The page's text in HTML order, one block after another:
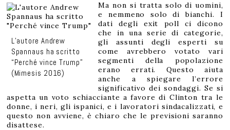
L’autore Andrew
Spannaus ha scritto
“Perché vince Trump”
(Mimesis 2016)
Ma non si tratta solo di uomini,
e nemmeno solo di bianchi. I
dati degli exit poll ci dicono
che in una serie di categorie,
gli assunti degli esperti su
come avrebbero votato vari
segmenti della popolazione
erano errati. Questo aiuta
anche a spiegare l’errore
significativo dei sondaggi. Se si
aspetta un voto schiacciante a favore di Clinton tra le
donne, i neri, gli ispanici, e i lavoratori sindacalizzati, e
questo non avviene, è chiaro che le previsioni saranno
disattese.